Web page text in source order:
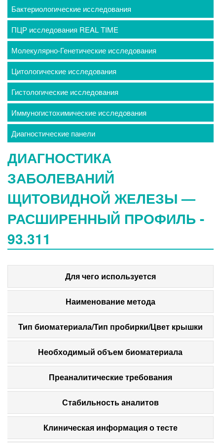
Бактериологические исследования
ПЦР исследования REAL TIME
Молекулярно-Генетические исследования
Цитологические исследования
Гистологические исследования
Иммуногистохимические исследования
Диагностические панели
ДИАГНОСТИКА
ЗАБОЛЕВАНИЙ
ЩИТОВИДНОЙ ЖЕЛЕЗЫ —
РАСШИРЕННЫЙ ПРОФИЛЬ -
93.311
Для чего используется
Наименование метода
Тип биоматериала/Тип пробирки/Цвет крышки
Необходимый объем биоматериала
Преаналитические требования
Стабильность аналитов
Клиническая информация о тесте